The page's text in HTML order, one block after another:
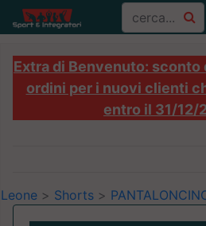
Extra di Benvenuto: sconto
ordini per i nuovi clienti
entro il 31/12/
Leone > Shorts >